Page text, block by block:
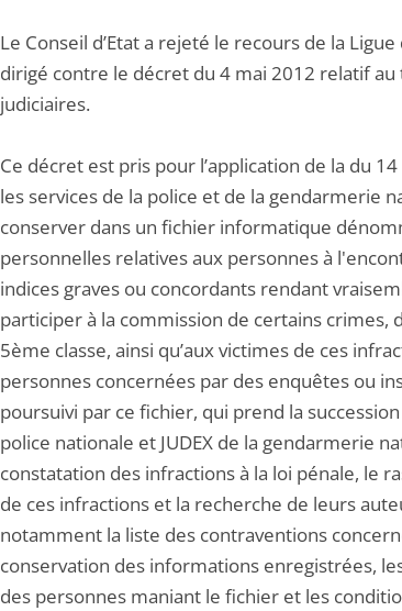
Le Conseil d’Etat a rejeté le recours de la
dirigé contre le décret du 4 mai 2012 relatif
judiciaires.
Ce décret est pris pour l’application de la du
les services de la police et de la gendarmerie
conserver dans un fichier informatique
personnelles relatives aux personnes à
indices graves ou concordants rendant
participer à la commission de certains crimes,
5ème classe, ainsi qu’aux victimes de ces
personnes concernées par des enquêtes ou
poursuivi par ce fichier, qui prend la
police nationale et JUDEX de la gendarmerie
constatation des infractions à la loi pénale, le
de ces infractions et la recherche de leurs
notamment la liste des contraventions
conservation des informations enregistrées,
des personnes maniant le fichier et les